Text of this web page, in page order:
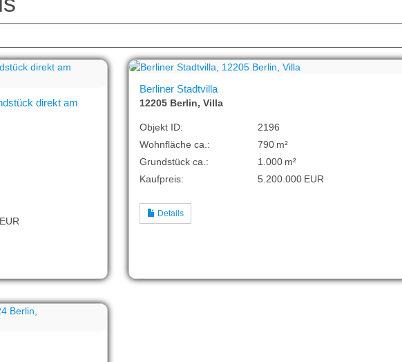
direkt am
Berliner Stadtvilla
12205 Berlin, Villa
Objekt ID:
2196
Wohnfläche ca.:
790 m²
Grund­stück ca.:
1.000 m²
Kaufpreis:
5.200.000 EUR
Details